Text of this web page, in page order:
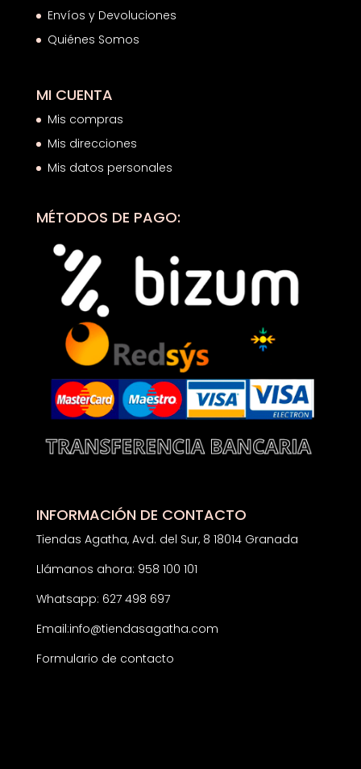
Envíos y Devoluciones
Quiénes Somos
MI CUENTA
Mis compras
Mis direcciones
Mis datos personales
MÉTODOS DE PAGO:
INFORMACIÓN DE CONTACTO
Tiendas Agatha, Avd. del Sur, 8 18014 Granada
Llámanos ahora: 958 100 101
Whatsapp: 627 498 697
Email:info@tiendasagatha.com
Formulario de contacto